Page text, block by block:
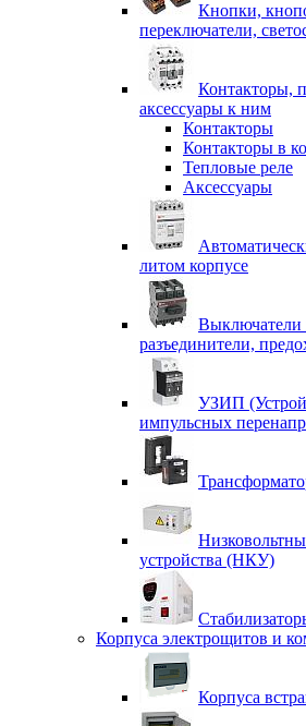
Кнопки,
переключатели,
Контакторы,
аксессуары к ним
Контакторы
Контакторы в
Тепловые реле
Аксессуары
литом корпусе
Выключатели
разъединители,
УЗИП
импульсных
устройства (НКУ)
Корпуса электрощитов и
Корпуса